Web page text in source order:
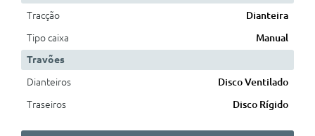
Tracção
Dianteira
Tipo caixa
Manual
Travões
Dianteiros
Disco Ventilado
Traseiros
Disco Rígido